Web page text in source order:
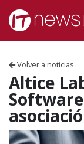
Skip to content
Volver a noticias
Altice